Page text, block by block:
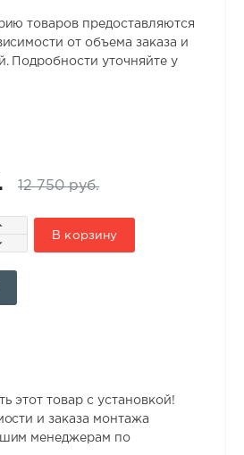
товаров предоставляются
от объема заказа и
Подробности уточняйте у
12 750 руб.
В корзину
этот товар с установкой!
и заказа монтажа
менеджерам по